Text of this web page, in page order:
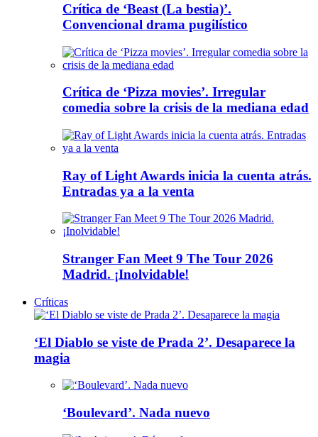
Crítica de ‘Beast (La bestia)’.
Convencional drama pugilístico
Crítica de ‘Pizza movies’. Irregular
comedia sobre la crisis de la mediana edad
Ray of Light Awards inicia la cuenta atrás.
Entradas ya a la venta
Stranger Fan Meet 9 The Tour 2026
Madrid. ¡Inolvidable!
Críticas
‘El Diablo se viste de Prada 2’. Desaparece la
magia
‘Boulevard’. Nada nuevo